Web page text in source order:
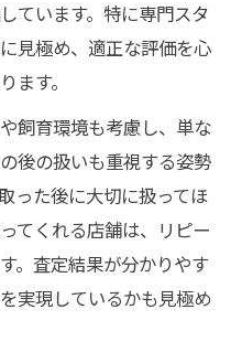
ています。特に専門スタ
見極め、適正な評価を心
ます。
飼育環境も考慮し、単な
後の扱いも重視する姿勢
った後に大切に扱ってほ
てくれる店舗は、リピー
。査定結果が分かりやす
実現しているかも見極め